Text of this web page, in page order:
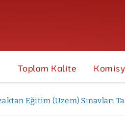
Toplam Kalite
Eğitim (Uzem) Sınavları
Tarihleri